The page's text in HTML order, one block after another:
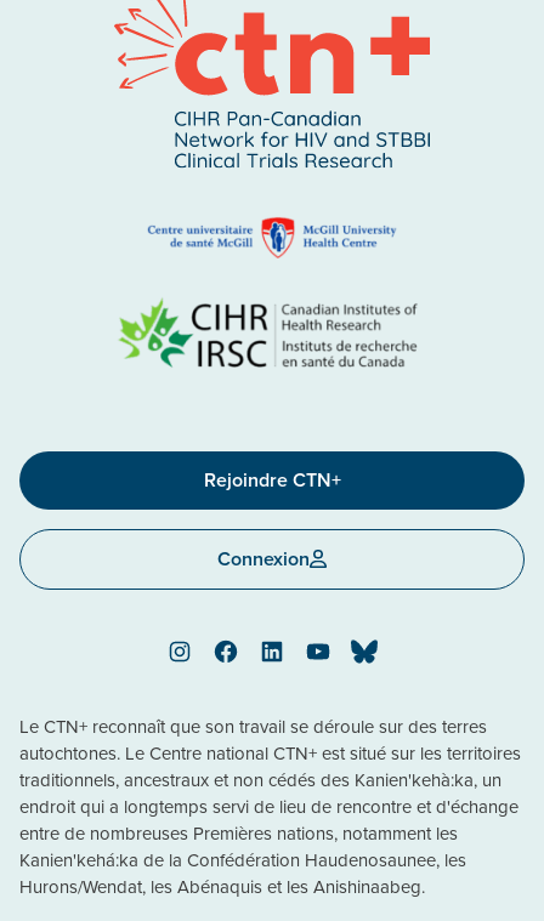
Rejoindre CTN+
Connexion
InstagramFacebookLinkedInYouTubeBluesky
Le CTN+ reconnaît que son travail se déroule sur des terres
autochtones. Le Centre national CTN+ est situé sur les territoires
traditionnels, ancestraux et non cédés des Kanien'kehà:ka, un
endroit qui a longtemps servi de lieu de rencontre et d'échange
entre de nombreuses Premières nations, notamment les
Kanien'kehá:ka de la Confédération Haudenosaunee, les
Hurons/Wendat, les Abénaquis et les Anishinaabeg.